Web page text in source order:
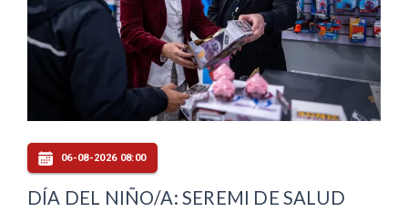
06-08-2026 08:00
DÍA DEL NIÑO/A: SEREMI DE SALUD